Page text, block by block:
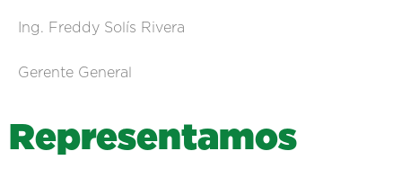
Ing. Freddy Solís Rivera
Gerente General
Representamos